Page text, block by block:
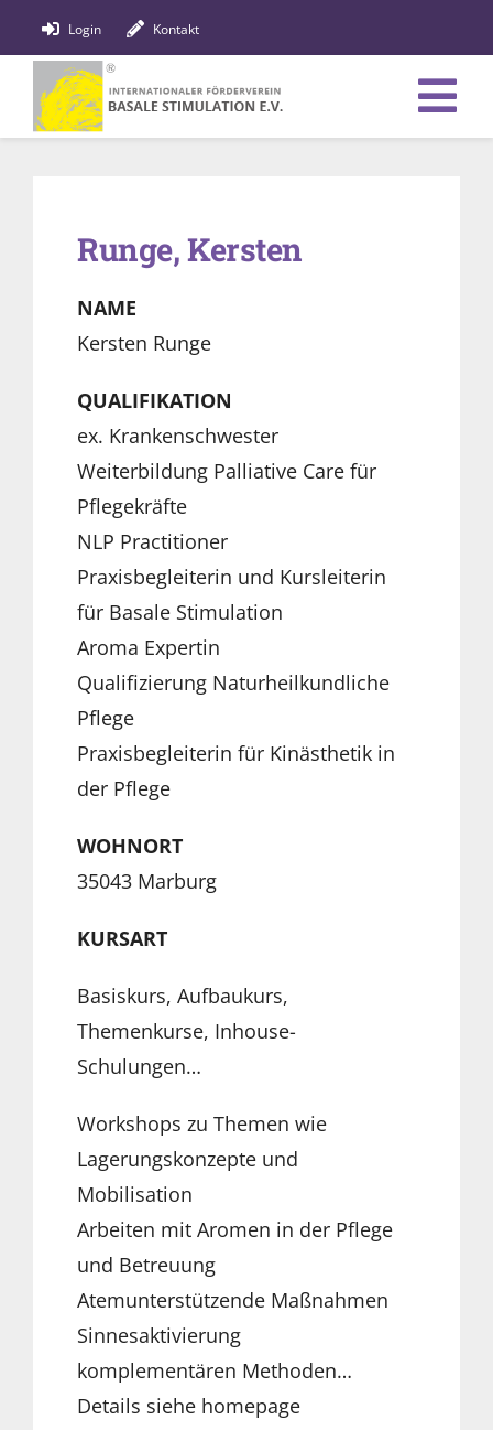
Inhalt
springen
Login Kontakt
Fachpersonen
Förderung
Runge, Kersten
NAME
Kersten Runge
QUALIFIKATION
ex. Krankenschwester
Weiterbildung Palliative Care für
Pflegekräfte
NLP Practitioner
Praxisbegleiterin und Kursleiterin
für Basale Stimulation
Aroma Expertin
Qualifizierung Naturheilkundliche
Pflege
Praxisbegleiterin für Kinästhetik in
der Pflege
WOHNORT
35043 Marburg
KURSART
Basiskurs, Aufbaukurs,
Themenkurse, Inhouse-
Schulungen…
Workshops zu Themen wie
Lagerungskonzepte und
Mobilisation
Arbeiten mit Aromen in der Pflege
und Betreuung
Atemunterstützende Maßnahmen
Sinnesaktivierung
komplementären Methoden…
Details siehe homepage